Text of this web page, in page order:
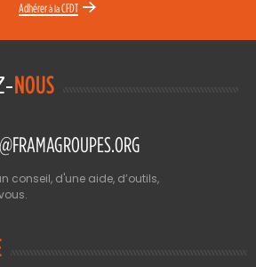
Adhérerà laCFDT
NOUS
conseil, d'une aide, d’outils,